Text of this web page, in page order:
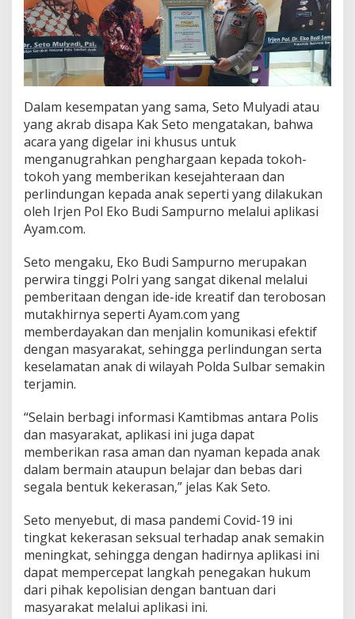
Dalam kesempatan yang sama, Seto Mulyadi atau
yang akrab disapa Kak Seto mengatakan, bahwa
acara yang digelar ini khusus untuk
menganugrahkan penghargaan kepada tokoh-
tokoh yang memberikan kesejahteraan dan
perlindungan kepada anak seperti yang dilakukan
oleh Irjen Pol Eko Budi Sampurno melalui aplikasi
Ayam.com.
Seto mengaku, Eko Budi Sampurno merupakan
perwira tinggi Polri yang sangat dikenal melalui
pemberitaan dengan ide-ide kreatif dan terobosan
mutakhirnya seperti Ayam.com yang
memberdayakan dan menjalin komunikasi efektif
dengan masyarakat, sehingga perlindungan serta
keselamatan anak di wilayah Polda Sulbar semakin
terjamin.
“Selain berbagi informasi Kamtibmas antara Polis
dan masyarakat, aplikasi ini juga dapat
memberikan rasa aman dan nyaman kepada anak
dalam bermain ataupun belajar dan bebas dari
segala bentuk kekerasan,” jelas Kak Seto.
Seto menyebut, di masa pandemi Covid-19 ini
tingkat kekerasan seksual terhadap anak semakin
meningkat, sehingga dengan hadirnya aplikasi ini
dapat mempercepat langkah penegakan hukum
dari pihak kepolisian dengan bantuan dari
masyarakat melalui aplikasi ini.